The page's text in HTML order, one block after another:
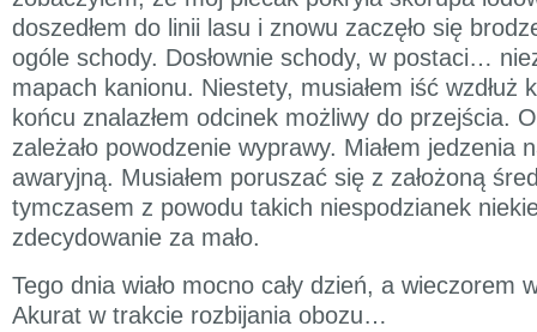
doszedłem do linii lasu i znowu zaczęło się
ogóle schody. Dosłownie schody, w postaci…
mapach kanionu. Niestety, musiałem iść wzdłuż
końcu znalazłem odcinek możliwy do przejścia.
zależało powodzenie wyprawy. Miałem jedzenia
awaryjną. Musiałem poruszać się z założoną
tymczasem z powodu takich niespodzianek
zdecydowanie za mało.
Tego dnia wiało mocno cały dzień, a wieczorem
Akurat w trakcie rozbijania obozu…